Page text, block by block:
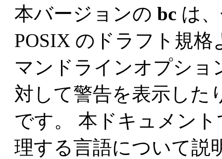
本バージョンのbc は
POSIX のドラフト規
マンドラインオプショ
対して警告を表示した
です。 本ドキュメン
理する言語について説